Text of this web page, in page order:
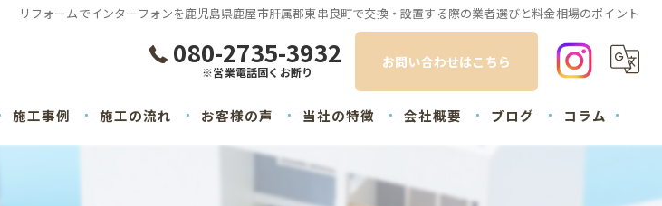
リフォームでインターフォンを鹿児島県鹿屋市肝属郡東串良町で交換・設置する際の業者選びと料金相場のポイント
080-2735-3932
※営業電話固くお断り
お問い合わせはこちら
施工事例 施工の流れ お客様の声 当社の特徴
内装
会社概要 ブログ コラム